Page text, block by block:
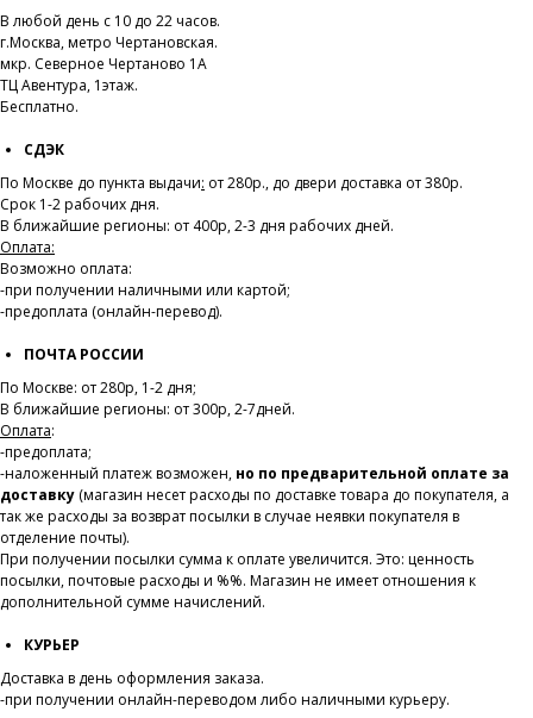
В любой день с 10 до 22 часов.
г.Москва, метро Чертановская.
мкр. Северное Чертаново 1А
ТЦ Авентура, 1этаж.
Бесплатно.
СДЭК
По Москве до пункта выдачи: от 280р., до двери доставка от 380р.
Срок 1-2 рабочих дня.
В ближайшие регионы: от 400р, 2-3 дня рабочих дней.
Оплата:
Возможно оплата:
-при получении наличными или картой;
-предоплата (онлайн-перевод).
ПОЧТА РОССИИ
По Москве: от 280р, 1-2 дня;
В ближайшие регионы: от 300р, 2-7дней.
Оплата:
-предоплата;
-наложенный платеж возможен, но по предварительной оплате за
доставку (магазин несет расходы по доставке товара до покупателя, а
так же расходы за возврат посылки в случае неявки покупателя в
отделение почты).
При получении посылки сумма к оплате увеличится. Это: ценность
посылки, почтовые расходы и %%. Магазин не имеет отношения к
дополнительной сумме начислений.
КУРЬЕР
Доставка в день оформления заказа.
-при получении онлайн-переводом либо наличными курьеру.